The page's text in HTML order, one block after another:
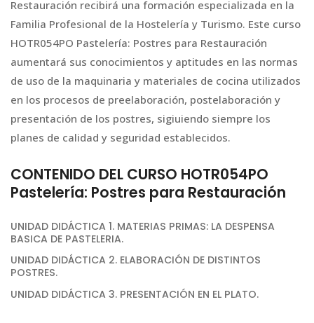
Restauración recibirá una formación especializada en la
Familia Profesional de la Hostelería y Turismo. Este curso
HOTR054PO Pastelería: Postres para Restauración
aumentará sus conocimientos y aptitudes en las normas
de uso de la maquinaria y materiales de cocina utilizados
en los procesos de preelaboración, postelaboración y
presentación de los postres, sigiuiendo siempre los
planes de calidad y seguridad establecidos.
CONTENIDO DEL CURSO HOTR054PO
Pastelería: Postres para Restauración
UNIDAD DIDÁCTICA 1. MATERIAS PRIMAS: LA DESPENSA
BASICA DE PASTELERIA.
UNIDAD DIDÁCTICA 2. ELABORACIÓN DE DISTINTOS
POSTRES.
UNIDAD DIDÁCTICA 3. PRESENTACIÓN EN EL PLATO.